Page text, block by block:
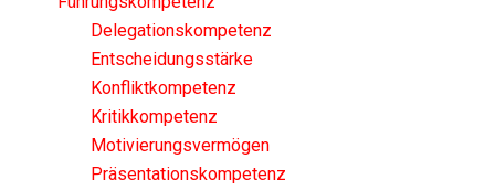
Delegationskompetenz
Entscheidungsstärke
Konfliktkompetenz
Kritikkompetenz
Motivierungsvermögen
Präsentationskompetenz